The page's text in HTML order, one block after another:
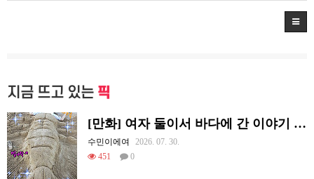
지금 뜨고 있는 픽
[만화] 여자 둘이서 바다에 간 이야기 -하/完-
수민이에여
2026. 07. 30.
451
0